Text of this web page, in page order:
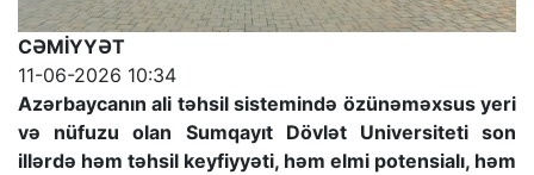
CƏMİYYƏT
11-06-2026 10:34
Azərbaycanın ali təhsil sistemində özünəməxsus yeri
və nüfuzu olan Sumqayıt Dövlət Universiteti son
illərdə həm təhsil keyfiyyəti, həm elmi potensialı, həm